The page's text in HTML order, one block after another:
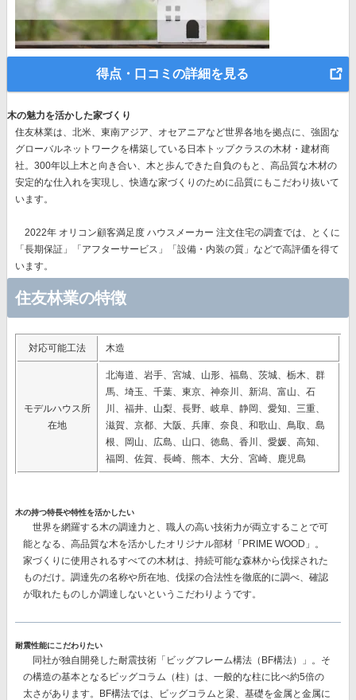
得点・口コミの詳細を見る
木の魅力を活かした家づくり
住友林業は、北米、東南アジア、オセアニアなど世界各地を拠点に、強固な
グローバルネットワークを構築している日本トップクラスの木材・建材商
社。300年以上木と向き合い、木と歩んできた自負のもと、高品質な木材の
安定的な仕入れを実現し、快適な家づくりのために品質にもこだわり抜いて
います。
2022年 オリコン顧客満足度 ハウスメーカー 注文住宅の調査では、とくに
「長期保証」「アフターサービス」「設備・内装の質」 などで高評価を得て
います。
住友林業の特徴
対応可能工法 木造
モデルハウス所
在地
北海道、岩手、宮城、山形、福島、茨城、栃木、群
馬、埼玉、千葉、東京、神奈川、新潟、富山、石
川、福井、山梨、長野、岐阜、静岡、愛知、三重、
滋賀、京都、大阪、兵庫、奈良、和歌山、鳥取、島
根、岡山、広島、山口、徳島、香川、愛媛、高知、
福岡、佐賀、長崎、熊本、大分、宮崎、鹿児島
木の持つ特長や特性を活かしたい
世界を網羅する木の調達力と、職人の高い技術力が両立することで可
能となる、高品質な木を活かしたオリジナル部材 「PRIME WOOD」。
家づくりに使用されるすべての木材は、持続可能な森林から伐採された
ものだけ。調達先の名称や所在地、伐採の合法性を徹底的に調べ、確認
が取れたものしか調達しないというこだわりようです。
耐震性能にこだわりたい
同社が独自開発した耐震技術 「ビッグフレーム構法（BF構法）」。 そ
の構造の基本となるビッグコラム（柱）は、一般的な柱に比べ約5倍の
太さがあります。BF構法では、ビッグコラムと梁、基礎を金属と金属に